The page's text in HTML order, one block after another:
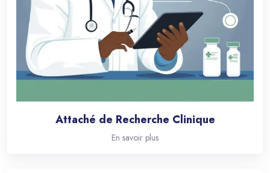
Attaché de Recherche Clinique
En savoir plus